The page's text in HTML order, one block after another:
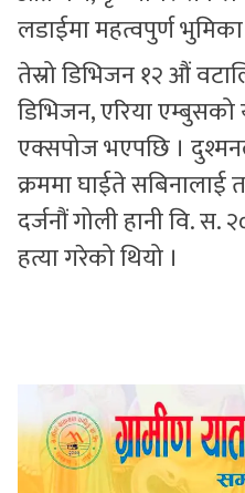
लडाईमा महत्वपुर्ण भुमिका
तेस्रो डिभिजन १२ औं
डिभिजन, एरिया एम्बुसको
एक्सपोज भएपछि ।
क्रममा घाईते सबिनालाई
दर्जनौं गोली हानी वि.
हत्या गरेको थियो ।